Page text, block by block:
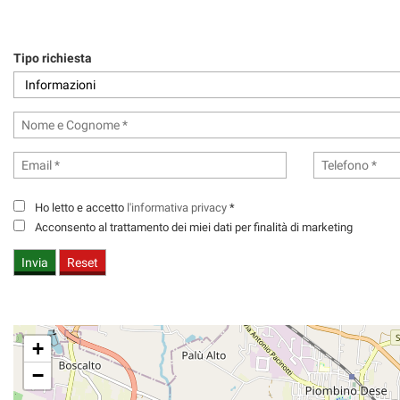
Tipo richiesta
Ho letto e accetto l'informativa privacy *
Acconsento al trattamento dei miei dati per finalità di marketing
+
−
per
offrire
le
funzionalità
e
svolgere
le
di
seguito
Per
ottenere
sull'utilità
e
sul
funzionamento